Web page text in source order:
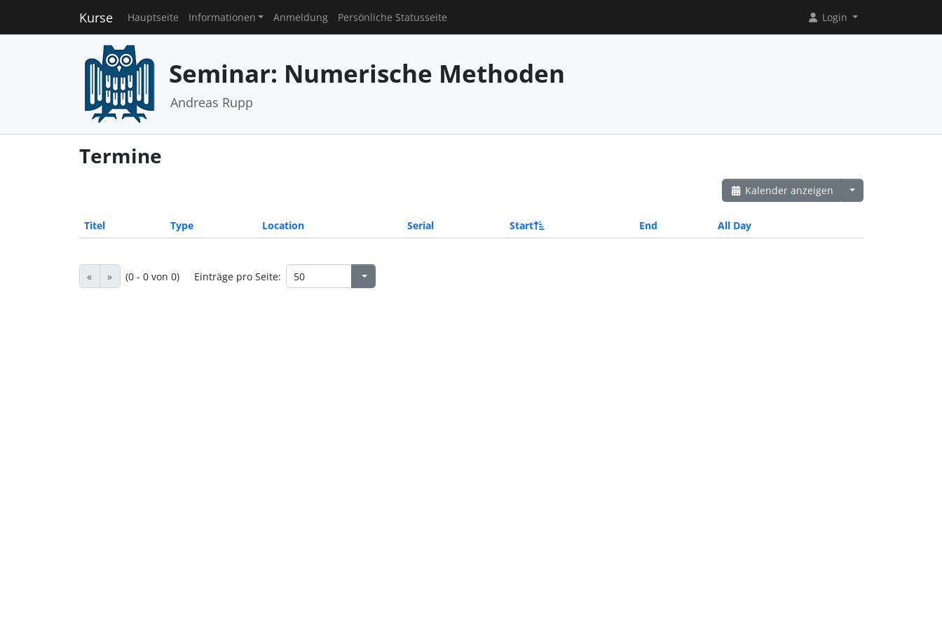
Kurse Hauptseite Informationen Anmeldung Persönliche Statusseite Login
Seminar: Numerische Methoden
Andreas Rupp
Termine
Kalender anzeigen
Titel Type Location Serial Start End All Day
« » (0 - 0 von 0) Einträge pro Seite: